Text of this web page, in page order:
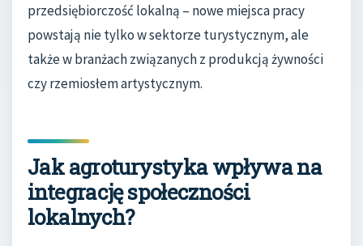
przedsiębiorczość lokalną – nowe miejsca pracy
powstają nie tylko w sektorze turystycznym, ale
także w branżach związanych z produkcją żywności
czy rzemiosłem artystycznym.
Jak agroturystyka wpływa na
integrację społeczności
lokalnych?